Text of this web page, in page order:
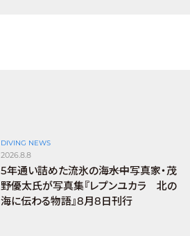
DIVING NEWS
2026.8.8
5年通い詰めた流氷の海――水中写真家・茂
野優太氏が写真集『レプンユカラ 北の
海に伝わる物語』8月8日刊行